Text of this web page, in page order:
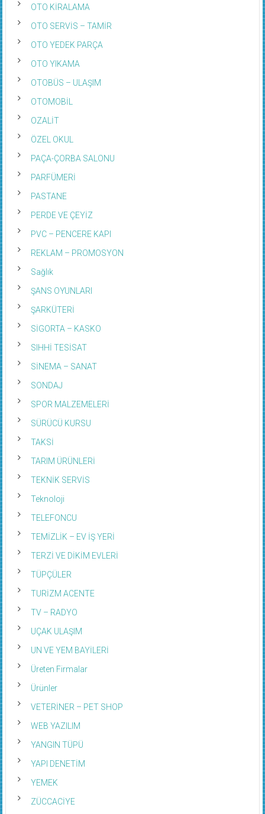
OTO KİRALAMA
OTO SERVİS – TAMİR
OTO YEDEK PARÇA
OTO YIKAMA
OTOBÜS – ULAŞIM
OTOMOBİL
OZALİT
ÖZEL OKUL
PAÇA-ÇORBA SALONU
PARFÜMERİ
PASTANE
PERDE VE ÇEYİZ
PVC – PENCERE KAPI
REKLAM – PROMOSYON
Sağlık
ŞANS OYUNLARI
ŞARKÜTERİ
SİGORTA – KASKO
SIHHİ TESİSAT
SİNEMA – SANAT
SONDAJ
SPOR MALZEMELERİ
SÜRÜCÜ KURSU
TAKSİ
TARIM ÜRÜNLERİ
TEKNİK SERVİS
Teknoloji
TELEFONCU
TEMİZLİK – EV İŞ YERİ
TERZİ VE DİKİM EVLERİ
TÜPÇÜLER
TURİZM ACENTE
TV – RADYO
UÇAK ULAŞIM
UN VE YEM BAYİLERİ
Üreten Firmalar
Ürünler
VETERİNER – PET SHOP
WEB YAZILIM
YANGIN TÜPÜ
YAPI DENETİM
YEMEK
ZÜCCACİYE